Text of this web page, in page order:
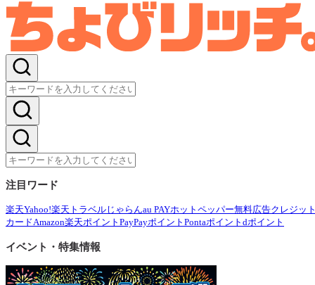
注目ワード
楽天Yahoo!楽天トラベル じゃらんau PAYホットペッパー無料広告クレジッ
カードAmazon楽天ポイント PayPayポイント Pontaポイント dポイント
イベント・特集情報